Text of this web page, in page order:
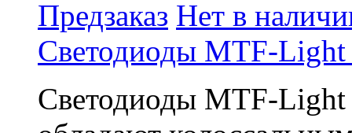
Предзаказ Нет в
Светодиоды MTF-
Светодиоды MTF-